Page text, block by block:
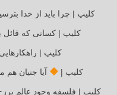
کلیپ | چرا باید از خدا
کلیپ | کسانی که
کلیپ |
کلیپ | آیا جنیان هم
کلیپ | فلسفه وجود عالم